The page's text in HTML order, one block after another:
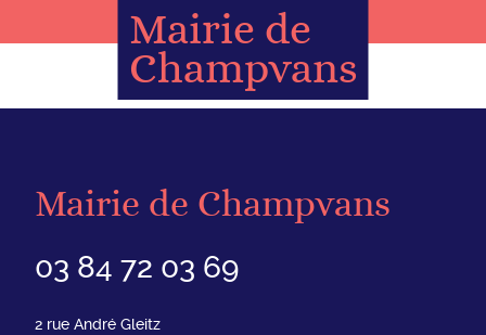
Mairie de
Champvans
Mairie de Champvans
03 84 72 03 69
2 rue André Gleitz